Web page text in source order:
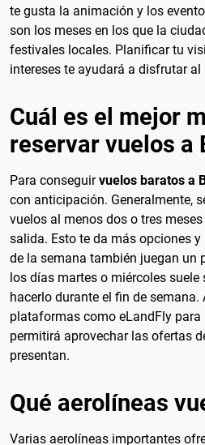
te gusta la animación y los
son los meses en los que la
festivales locales. Planificar tu
intereses te ayudará a disfrutar
Cuál es el mejor
reservar vuelos a
Para conseguirvuelos baratos a
con anticipación. Generalmente,
vuelos al menos dos o tres
salida. Esto te da más opciones
de la semana también juegan un
los días martes o miércoles
hacerlo durante el fin de semana.
plataformas como eLandFly
permitirá aprovechar las ofertas
presentan.
Qué aerolíneas
Varias aerolíneas importantes